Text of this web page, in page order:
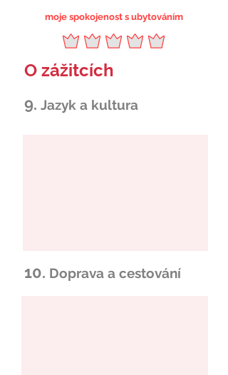
moje spokojenost s ubytováním
O zážitcích
9. Jazyk a kultura
10. Doprava a cestování